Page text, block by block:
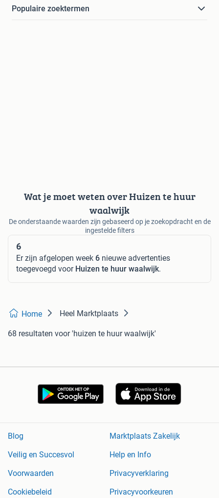
Populaire zoektermen
Wat je moet weten over Huizen te huur
waalwijk
De onderstaande waarden zijn gebaseerd op je zoekopdracht en de
ingestelde filters
6
Er zijn afgelopen week 6 nieuwe advertenties
toegevoegd voor Huizen te huur waalwijk.
Home Heel Marktplaats
68 resultaten voor 'huizen te huur waalwijk'
Blog
Marktplaats Zakelijk
Veilig en Succesvol
Help en Info
Voorwaarden
Privacyverklaring
Cookiebeleid
Privacyvoorkeuren